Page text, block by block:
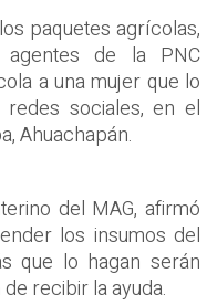
paquetes agrícolas,
de la PNC
a una mujer que lo
sociales, en el
Ahuachapán.
del MAG, afirmó
los insumos del
que lo hagan serán
recibir la ayuda.